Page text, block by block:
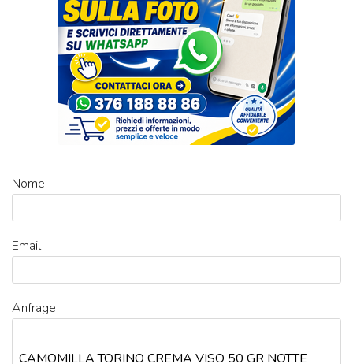
Nome
Email
Anfrage